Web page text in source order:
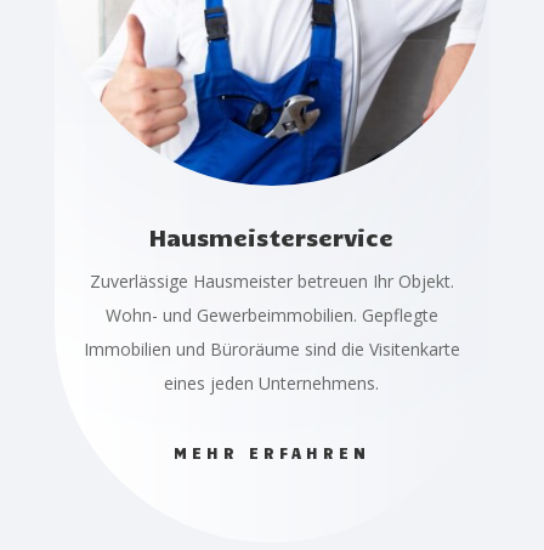
Hausmeisterservice
Zuverlässige Hausmeister betreuen Ihr Objekt.
Wohn- und Gewerbeimmobilien. Gepflegte
Immobilien und Büroräume sind die Visitenkarte
eines jeden Unternehmens.
MEHR ERFAHREN